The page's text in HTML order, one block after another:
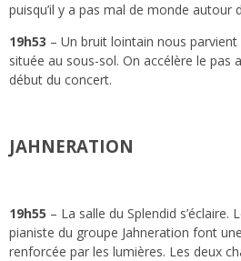
puisqu’il y a pas mal de monde autour
19h53 – Un bruit lointain nous
située au sous-sol. On accélère le pas
début du concert.
JAHNERATION
19h55 – La salle du Splendid
pianiste du groupe Jahneration font
renforcée par les lumières. Les deux